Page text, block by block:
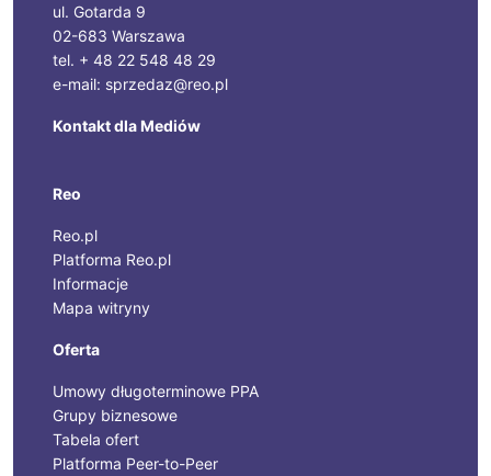
ul. Gotarda 9
02-683 Warszawa
tel. + 48 22 548 48 29
e-mail: sprzedaz@reo.pl
Kontakt dla Mediów
Reo
Reo.pl
Platforma Reo.pl
Informacje
Mapa witryny
Oferta
Umowy długoterminowe PPA
Grupy biznesowe
Tabela ofert
Platforma Peer-to-Peer